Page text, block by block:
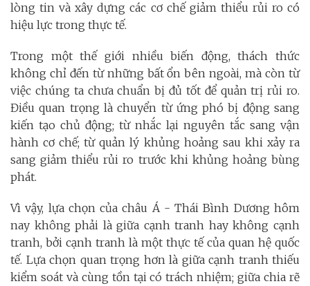
lòng tin và xây dựng các cơ chế giảm thiểu rủi ro có
hiệu lực trong thực tế.
Trong một thế giới nhiều biến động, thách thức
không chỉ đến từ những bất ổn bên ngoài, mà còn từ
việc chúng ta chưa chuẩn bị đủ tốt để quản trị rủi ro.
Điều quan trọng là chuyển từ ứng phó bị động sang
kiến tạo chủ động; từ nhắc lại nguyên tắc sang vận
hành cơ chế; từ quản lý khủng hoảng sau khi xảy ra
sang giảm thiểu rủi ro trước khi khủng hoảng bùng
phát.
Vì vậy, lựa chọn của châu Á - Thái Bình Dương hôm
nay không phải là giữa cạnh tranh hay không cạnh
tranh, bởi cạnh tranh là một thực tế của quan hệ quốc
tế. Lựa chọn quan trọng hơn là giữa cạnh tranh thiếu
kiểm soát và cùng tồn tại có trách nhiệm; giữa chia rẽ